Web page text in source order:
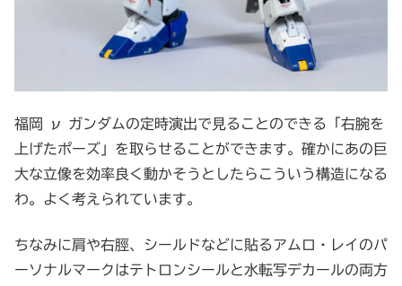
福岡 ν ガンダムの定時演出で見ることのできる「右腕を
上げたポーズ」を取らせることができます。確かにあの巨
大な立像を効率良く動かそうとしたらこういう構造になる
わ。よく考えられています。
ちなみに肩や右脛、シールドなどに貼るアムロ・レイのパ
ーソナルマークはテトロンシールと水転写デカールの両方